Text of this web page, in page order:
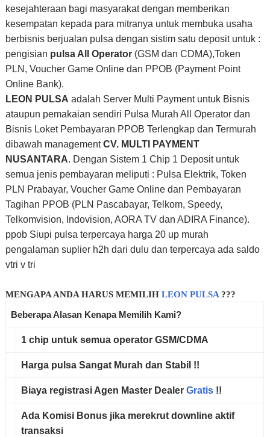
kesejahteraan bagi masyarakat dengan memberikan
kesempatan kepada para mitranya untuk membuka usaha
berbisnis berjualan pulsa dengan sistim satu deposit untuk :
pengisian pulsa All Operator (GSM dan CDMA),Token
PLN, Voucher Game Online dan PPOB (Payment Point
Online Bank).
LEON PULSA adalah Server Multi Payment untuk Bisnis
ataupun pemakaian sendiri Pulsa Murah All Operator dan
Bisnis Loket Pembayaran PPOB Terlengkap dan Termurah
dibawah managementCV. MULTI PAYMENT
NUSANTARA. Dengan Sistem 1 Chip 1 Deposit untuk
semua jenis pembayaran meliputi : Pulsa Elektrik, Token
PLN Prabayar, Voucher Game Online dan Pembayaran
Tagihan PPOB (PLN Pascabayar, Telkom, Speedy,
Telkomvision, Indovision, AORA TV dan ADIRA Finance).
ppob Siupi pulsa terpercaya harga 20 up murah
pengalaman suplier h2h dari dulu dan terpercaya ada saldo
vtri v tri
MENGAPA ANDA HARUS MEMILIHLEON PULSA ???
Beberapa Alasan Kenapa Memilih Kami?
1 chip untuksemua operator GSM/CDMA
Harga pulsaSangat Murah danStabil !!
Biaya registrasi Agen Master DealerGratis !!
Ada Komisi Bonus jika merekrut downline aktif
transaksi